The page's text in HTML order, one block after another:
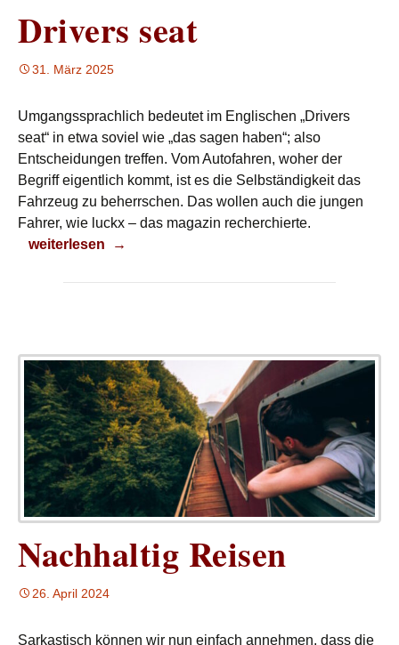
Drivers seat
31. März 2025
Umgangssprachlich bedeutet im Englischen „Drivers
seat“ in etwa soviel wie „das sagen haben“; also
Entscheidungen treffen. Vom Autofahren, woher der
Begriff eigentlich kommt, ist es die Selbständigkeit das
Fahrzeug zu beherrschen. Das wollen auch die jungen
Fahrer, wie luckx – das magazin recherchierte.
Drivers seat
weiterlesen →
Nachhaltig Reisen
26. April 2024
Sarkastisch können wir nun einfach annehmen, dass die